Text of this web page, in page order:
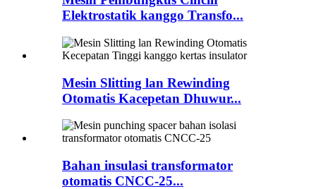
Elektrostatik kanggo Transfo...
Mesin Slitting lan Rewinding
Otomatis Kacepetan Dhuwur...
Bahan insulasi transformator
otomatis CNCC-25...